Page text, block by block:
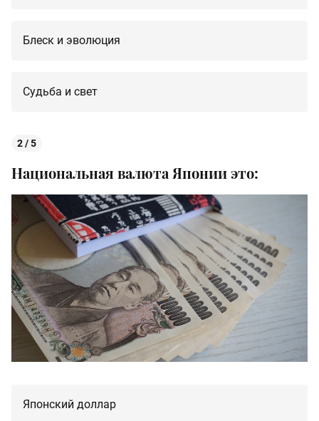
Блеск и эволюция
Судьба и свет
2 / 5
Национальная валюта Японии это:
Японский доллар